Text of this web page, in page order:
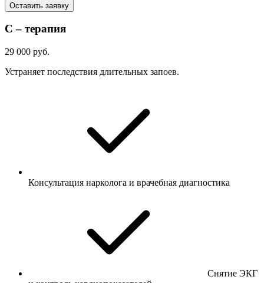
Оставить заявку
С – терапия
29 000 руб.
Устраняет последствия длительных запоев.
Консультация нарколога и врачебная диагностика
Снятие ЭКГ